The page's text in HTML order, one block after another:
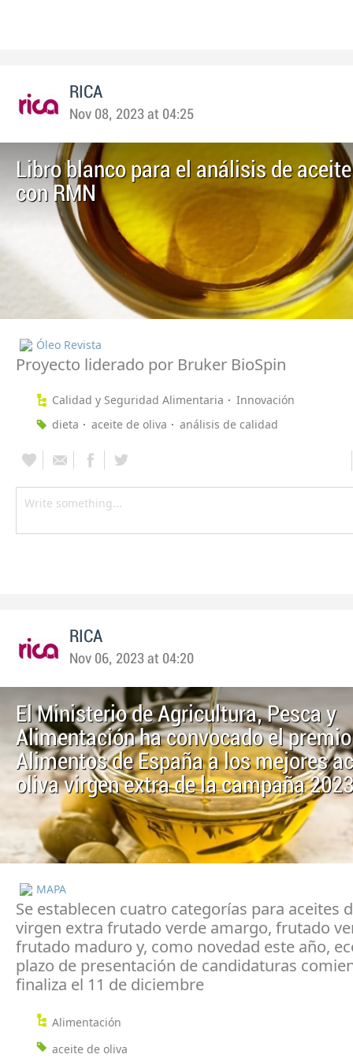
RICA
Nov 08, 2023 at 04:25
Libro blanco para el análisis de
con RMN
Óleo Revista
Proyecto liderado por Bruker BioSpin
Calidad y Seguridad Alimentaria
Innovación
dieta
aceite de oliva análisis de calidad
RICA
Nov 06, 2023 at 04:20
El Ministerio de Agricultura, Pesca y
Alimentación ha convocado el premio
Alimentos de España a los mejores
oliva virgen extra de la campaña
MAPA
Se establecen cuatro categorías para aceites
virgen extra frutado verde amargo, frutado
frutado maduro y, como novedad este año,
plazo de presentación de candidaturas
finaliza el 11 de diciembre
Alimentación
aceite de oliva